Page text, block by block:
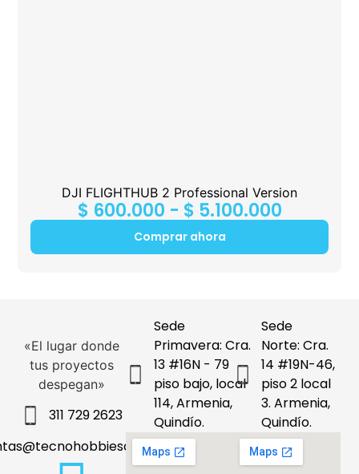
DJI FLIGHTHUB 2 Professional Version
$ 600.000 - $ 5.100.000
Comprar ahora
«El lugar donde
tus proyectos
despegan»
311 729 2623
Sede
Primavera: Cra.
13 #16N - 79
piso bajo, local
114, Armenia,
Quindío.
Sede
Norte: Cra.
14 #19N-46,
piso 2 local
3. Armenia,
Quindío.